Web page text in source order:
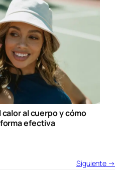
al cuerpo y cómo
efectiva
Siguiente →